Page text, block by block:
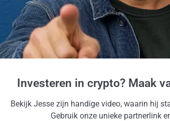
Investeren in crypto? Maak
Bekijk Jesse zijn handige video, waarin hij
Gebruik onze unieke partnerlink